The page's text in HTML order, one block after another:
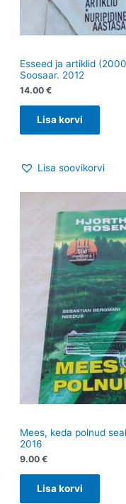
Esseed ja artiklid
Soosaar. 2012
14.00 €
Lisa korvi
Lisa soovikorvi
Mees, keda polnud
2016
9.00 €
Lisa korvi